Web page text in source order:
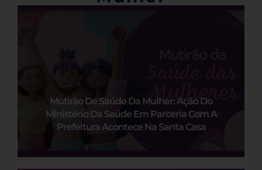
Mutirão De Saúde Da Mulher: Ação Do
Ministério Da Saúde Em Parceria Com A
Prefeitura Acontece Na Santa Casa